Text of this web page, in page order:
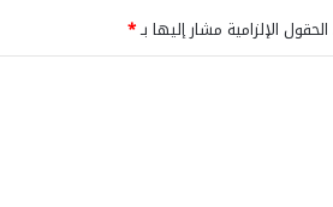
الحقول الإلزامية مشار إليها بـ*